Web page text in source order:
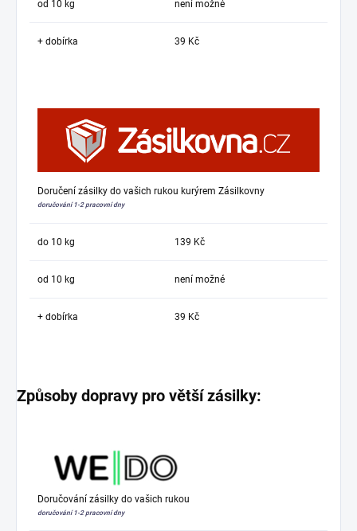
od 10 kg není možné
+ dobírka 39 Kč
Doručení zásilky do vašich rukou kurýrem Zásilkovny
doručování 1-2 pracovní dny
do 10 kg 139 Kč
od 10 kg není možné
+ dobírka 39 Kč
Způsoby dopravy pro větší zásilky:
Doručování zásilky do vašich rukou
doručování 1-2 pracovní dny